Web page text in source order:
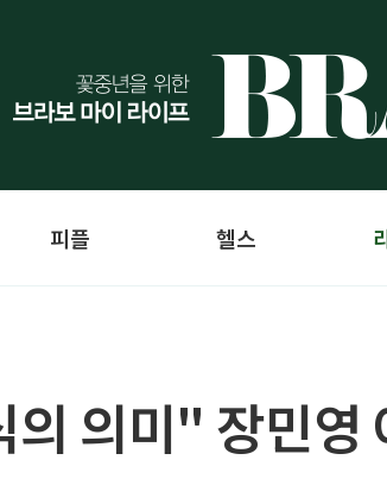
피플 헬스
의미" 장민영